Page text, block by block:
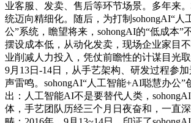
业客服、发卖、售后等环节场景。多年来
统迈向精细化。随后，为打制sohongAI“人
公”系统，瞻望将来，sohongAI的“低成本”
摆设成本低，从动化发卖，现场企业家目
业削减人力投入，凭仗前瞻性的计谋目光
9月13日-14日，从手艺架构、研发过程参
声雷鸣。sohongAI“人工智能+AI聪慧办公”
出：人工智能AI不是要替代人类，
体，手艺团队历经三个月日夜奋和，一直